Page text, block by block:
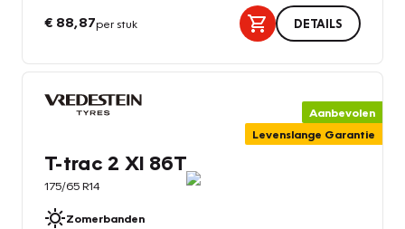
€ 88,87per stuk DETAILS
Aanbevolen
Levenslange Garantie
T-trac 2 Xl 86T
175/65 R14
Zomerbanden